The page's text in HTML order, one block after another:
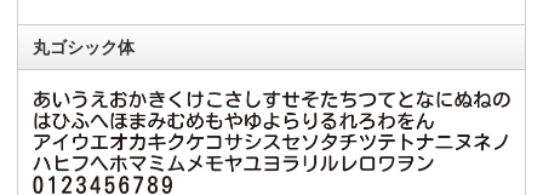
丸ゴシック体